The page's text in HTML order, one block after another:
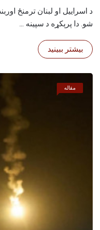
د اسراییل او لبنان ترمنځ
شو. دا پرېکړه د سپینه ...
بیشتر ببینید
مقاله